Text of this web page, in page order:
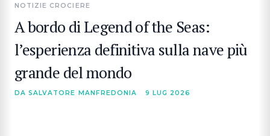
NOTIZIE CROCIERE
A bordo di Legend of the Seas:
l’esperienza definitiva sulla nave più
grande del mondo
DA SALVATORE MANFREDONIA 9 LUG 2026